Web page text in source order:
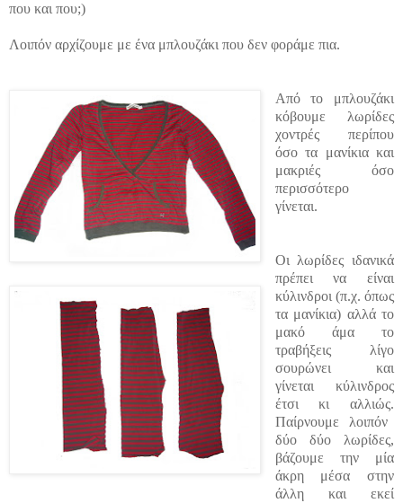
που και που;)
Λοιπόν αρχίζουμε με ένα μπλουζάκι που δεν φοράμε πια.
Από το μπλουζάκι
κόβουμε λωρίδες
χοντρές περίπου
όσο τα μανίκια και
μακριές όσο
περισσότερο
γίνεται.
Οι λωρίδες ιδανικά
πρέπει να είναι
κύλινδροι (π.χ. όπως
τα μανίκια) αλλά το
μακό άμα το
τραβήξεις λίγο
σουρώνει και
γίνεται κύλινδρος
έτσι κι αλλιώς.
Παίρνουμε λοιπόν
δύο δύο λωρίδες,
βάζουμε την μία
άκρη μέσα στην
άλλη και εκεί